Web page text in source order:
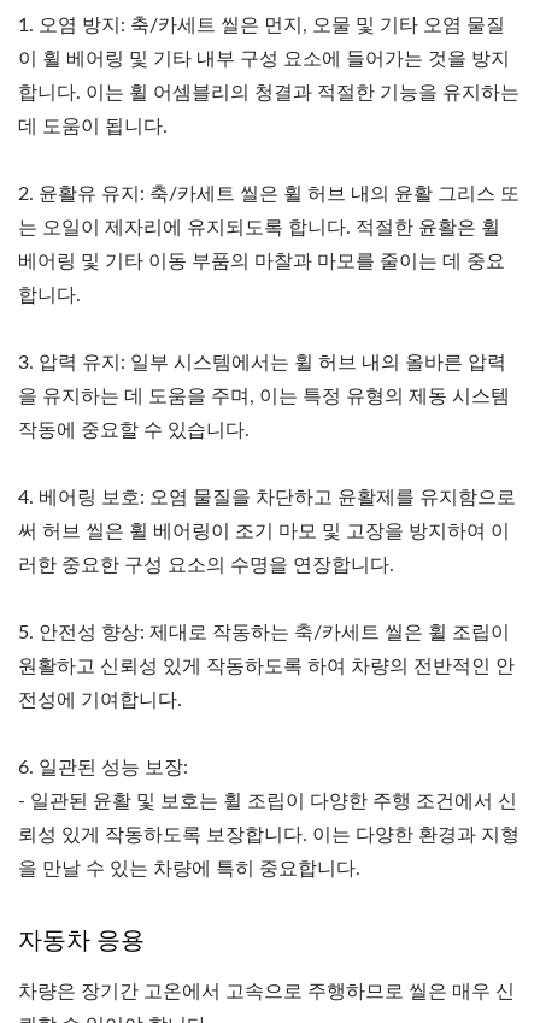
1. 오염 방지: 축/카세트 씰은 먼지, 오물 및 기타 오염 물질
이 휠 베어링 및 기타 내부 구성 요소에 들어가는 것을 방지
합니다. 이는 휠 어셈블리의 청결과 적절한 기능을 유지하는
데 도움이 됩니다.
2. 윤활유 유지: 축/카세트 씰은 휠 허브 내의 윤활 그리스 또
는 오일이 제자리에 유지되도록 합니다. 적절한 윤활은 휠
베어링 및 기타 이동 부품의 마찰과 마모를 줄이는 데 중요
합니다.
3. 압력 유지: 일부 시스템에서는 휠 허브 내의 올바른 압력
을 유지하는 데 도움을 주며, 이는 특정 유형의 제동 시스템
작동에 중요할 수 있습니다.
4. 베어링 보호: 오염 물질을 차단하고 윤활제를 유지함으로
써 허브 씰은 휠 베어링이 조기 마모 및 고장을 방지하여 이
러한 중요한 구성 요소의 수명을 연장합니다.
5. 안전성 향상: 제대로 작동하는 축/카세트 씰은 휠 조립이
원활하고 신뢰성 있게 작동하도록 하여 차량의 전반적인 안
전성에 기여합니다.
6. 일관된 성능 보장:
- 일관된 윤활 및 보호는 휠 조립이 다양한 주행 조건에서 신
뢰성 있게 작동하도록 보장합니다. 이는 다양한 환경과 지형
을 만날 수 있는 차량에 특히 중요합니다.
자동차 응용
차량은 장기간 고온에서 고속으로 주행하므로 씰은 매우 신